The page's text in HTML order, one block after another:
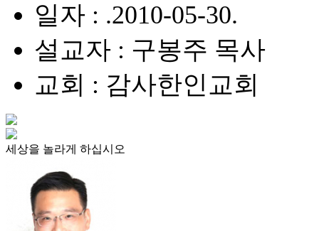
일자 : .2010-05-30.
설교자 : 구봉주 목사
교회 : 감사한인교회
세상을 놀라게 하십시오